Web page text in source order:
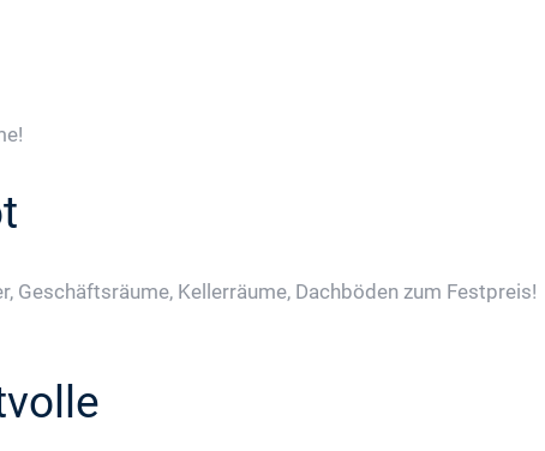
Geschäftsräume, Kellerräume, Dachböden zum Festpreis!